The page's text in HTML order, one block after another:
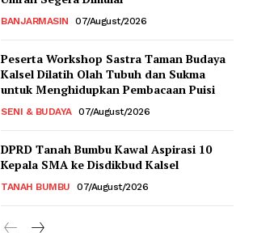
BANJARMASIN 07/August/2026
Peserta Workshop Sastra Taman Budaya
Kalsel Dilatih Olah Tubuh dan Sukma
untuk Menghidupkan Pembacaan Puisi
SENI & BUDAYA 07/August/2026
DPRD Tanah Bumbu Kawal Aspirasi 10
Kepala SMA ke Disdikbud Kalsel
TANAH BUMBU 07/August/2026